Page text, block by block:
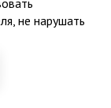
не нарушать
качественный
из строя